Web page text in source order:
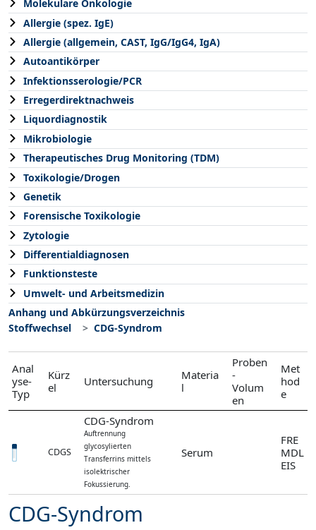
Molekulare Onkologie
Allergie (spez. IgE)
Allergie (allgemein, CAST, IgG/IgG4, IgA)
Autoantikörper
Infektionsserologie/PCR
Erregerdirektnachweis
Liquordiagnostik
Mikrobiologie
Therapeutisches Drug Monitoring (TDM)
Toxikologie/Drogen
Genetik
Forensische Toxikologie
Zytologie
Differentialdiagnosen
Funktionsteste
Umwelt- und Arbeitsmedizin
Anhang und Abkürzungsverzeichnis
Stoffwechsel
CDG-Syndrom
Anal
yse-
Typ
Kürz
el
Untersuchung
Materia
l
Proben
-
Volum
en
Met
hod
e
CDGS
CDG-Syndrom
Auftrennung
glycosylierten
Transferrins mittels
isolektrischer
Fokussierung.
Serum
FRE
MDL
EIS
CDG-Syndrom